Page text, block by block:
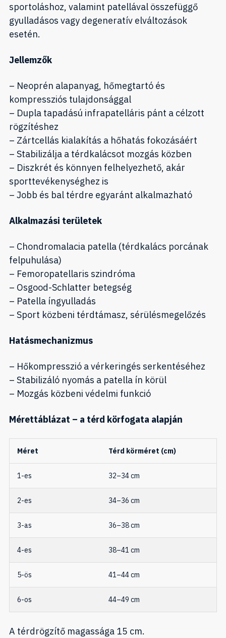
sportoláshoz, valamint patellával összefüggő
gyulladásos vagy degeneratív elváltozások
esetén.
Jellemzők
– Neoprén alapanyag, hőmegtartó és
kompressziós tulajdonsággal
– Dupla tapadású infrapatelláris pánt a célzott
rögzítéshez
– Zártcellás kialakítás a hőhatás fokozásáért
– Stabilizálja a térdkalácsot mozgás közben
– Diszkrét és könnyen felhelyezhető, akár
sporttevékenységhez is
– Jobb és bal térdre egyaránt alkalmazható
Alkalmazási területek
– Chondromalacia patella (térdkalács porcának
felpuhulása)
– Femoropatellaris szindróma
– Osgood-Schlatter betegség
– Patella íngyulladás
– Sport közbeni térdtámasz, sérülésmegelőzés
Hatásmechanizmus
– Hőkompresszió a vérkeringés serkentéséhez
– Stabilizáló nyomás a patella ín körül
– Mozgás közbeni védelmi funkció
Mérettáblázat – a térd körfogata alapján
Méret Térd körméret (cm)
1-es 32–34 cm
2-es 34–36 cm
3-as 36–38 cm
4-es 38–41 cm
5-ös 41–44 cm
6-os 44–49 cm
A térdrögzítő magassága 15 cm.